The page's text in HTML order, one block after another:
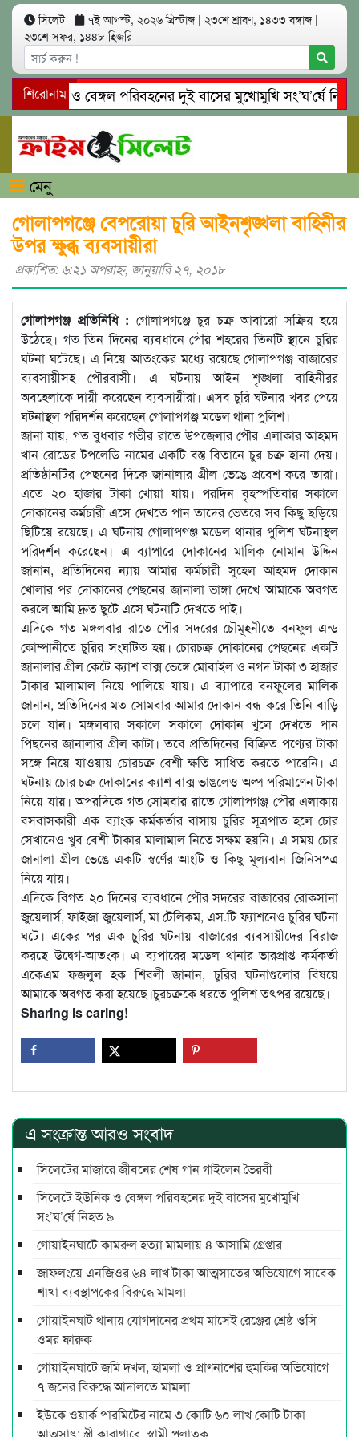
সিলেট ৭ই আগস্ট, ২০২৬ খ্রিস্টাব্দ | ২৩শে শ্রাবণ, ১৪৩৩ বঙ্গাব্দ |
২৩শে সফর, ১৪৪৮ হিজরি
শিরোনাম
ইউনিক ও বেঙ্গল পরিবহনের দুই বাসের মুখোমুখি সং’ঘ’র্ষে নিহত ৯
প্রেমের ফাঁদে তরুণী পাচার: মাদকাসক্ত রিমালকে গ্রেপ্তারের
মেনু
গোলাপগঞ্জে বেপরোয়া চুরি আইনশৃঙ্খলা বাহিনীর
উপর ক্ষুব্ধ ব্যবসায়ীরা
প্রকাশিত: ৬:২১ অপরাহ্ণ, জানুয়ারি ২৭, ২০১৮
গোলাপগঞ্জ প্রতিনিধি : গোলাপগঞ্জে চুর চক্র আবারো সক্রিয় হয়ে
উঠেছে। গত তিন দিনের ব্যবধানে পৌর শহরের তিনটি স্থানে চুরির
ঘটনা ঘটেছে। এ নিয়ে আতংকের মধ্যে রয়েছে গোলাপগঞ্জ বাজারের
ব্যবসায়ীসহ পৌরবাসী। এ ঘটনায় আইন শৃঙ্খলা বাহিনীরর
অবহেলাকে দায়ী করেছেন ব্যবসায়ীরা। এসব চুরি ঘটনার খবর পেয়ে
ঘটনাস্থল পরিদর্শন করেছেন গোলাপগঞ্জ মডেল থানা পুলিশ।
জানা যায়, গত বুধবার গভীর রাতে উপজেলার পৌর এলাকার আহমদ
খান রোডের টপলেডি নামের একটি বস্ত বিতানে চুর চক্র হানা দেয়।
প্রতিষ্ঠানটির পেছনের দিকে জানালার গ্রীল ভেঙে প্রবেশ করে তারা।
এতে ২০ হাজার টাকা খোয়া যায়। পরদিন বৃহস্পতিবার সকালে
দোকানের কর্মচারী এসে দেখতে পান তাদের ভেতরে সব কিছু ছড়িয়ে
ছিটিয়ে রয়েছে। এ ঘটনায় গোলাপগঞ্জ মডেল থানার পুলিশ ঘটনাস্থল
পরিদর্শন করেছেন। এ ব্যাপারে দোকানের মালিক নোমান উদ্দিন
জানান, প্রতিদিনের ন্যায় আমার কর্মচারী সুহেল আহমদ দোকান
খোলার পর দোকানের পেছনের জানালা ভাঙ্গা দেখে আমাকে অবগত
করলে আমি দ্রুত ছুটে এসে ঘটনাটি দেখতে পাই।
এদিকে গত মঙ্গলবার রাতে পৌর সদরের চৌমূহনীতে বনফুল এন্ড
কোম্পানীতে চুরির সংঘটিত হয়। চোরচক্র দোকানের পেছনের একটি
জানালার গ্রীল কেটে ক্যাশ বাক্স ভেঙ্গে মোবাইল ও নগদ টাকা ৩ হাজার
টাকার মালামাল নিয়ে পালিয়ে যায়। এ ব্যাপারে বনফুলের মালিক
জানান, প্রতিদিনের মত সোমবার আমার দোকান বন্ধ করে তিনি বাড়ি
চলে যান। মঙ্গলবার সকালে সকালে দোকান খুলে দেখতে পান
পিছনের জানালার গ্রীল কাটা। তবে প্রতিদিনের বিক্রিত পণ্যের টাকা
সঙ্গে নিয়ে যাওয়ায় চোরচক্র বেশী ক্ষতি সাধিত করতে পারেনি। এ
ঘটনায় চোর চক্র দোকানের ক্যাশ বাক্স ভাঙলেও অল্প পরিমাণেন টাকা
নিয়ে যায়। অপরদিকে গত সোমবার রাতে গোলাপগঞ্জ পৌর এলাকায়
বসবাসকারী এক ব্যাংক কর্মকর্তার বাসায় চুরির সূত্রপাত হলে চোর
সেখানেও খুব বেশী টাকার মালামাল নিতে সক্ষম হয়নি। এ সময় চোর
জানালা গ্রীল ভেঙে একটি স্বর্ণের আংটি ও কিছু মূল্যবান জিনিসপত্র
নিয়ে যায়।
এদিকে বিগত ২০ দিনের ব্যবধানে পৌর সদরের বাজারের রোকসানা
জুয়েলার্স, ফাইজা জুয়েলার্স, মা টেলিকম, এস.টি ফ্যাশনেও চুরির ঘটনা
ঘটে। একের পর এক চুুরির ঘটনায় বাজারের ব্যবসায়ীদের বিরাজ
করছে উদ্বেগ-আতংক। এ ব্যপারের মডেল থানার ভারপ্রাপ্ত কর্মকর্তা
একেএম ফজলুল হক শিবলী জানান, চুরির ঘটনাগুলোর বিষয়ে
আমাকে অবগত করা হয়েছে।চুরচক্রকে ধরতে পুলিশ তৎপর রয়েছে।
Sharing is caring!
এ সংক্রান্ত আরও সংবাদ
সিলেটের মাজারে জীবনের শেষ গান গাইলেন ভৈরবী
সিলেটে ইউনিক ও বেঙ্গল পরিবহনের দুই বাসের মুখোমুখি
সং’ঘ’র্ষে নিহত ৯
গোয়াইনঘাটে কামরুল হত্যা মামলায় ৪ আসামি গ্রেপ্তার
জাফলংয়ে এনজিওর ৬৪ লাখ টাকা আত্মসাতের অভিযোগে সাবেক
শাখা ব্যবস্থাপকের বিরুদ্ধে মামলা
গোয়াইনঘাট থানায় যোগদানের প্রথম মাসেই রেঞ্জের শ্রেষ্ঠ ওসি
ওমর ফারুক
গোয়াইনঘাটে জমি দখল, হামলা ও প্রাণনাশের হুমকির অভিযোগে
৭ জনের বিরুদ্ধে আদালতে মামলা
ইউকে ওয়ার্ক পারমিটের নামে ৩ কোটি ৬০ লাখ কোটি টাকা